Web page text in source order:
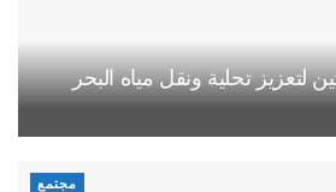
تحلية ونقل مياه البحر
مجتمع